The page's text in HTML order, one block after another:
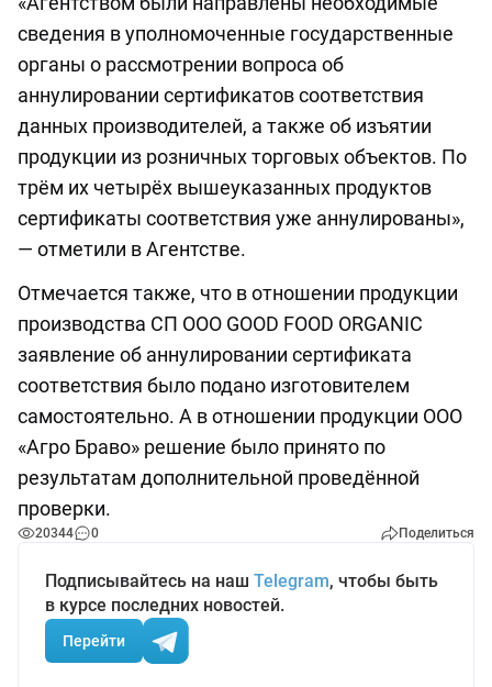
сведения в уполномоченные государственные
органы о рассмотрении вопроса об
аннулировании сертификатов соответствия
данных производителей, а также об изъятии
продукции из розничных торговых объектов. По
трём их четырёх вышеуказанных продуктов
сертификаты соответствия уже аннулированы»,
— отметили в Агентстве.
Отмечается также, что в отношении продукции
производства СП ООО GOOD FOOD ORGANIC
заявление об аннулировании сертификата
соответствия было подано изготовителем
самостоятельно. А в отношении продукции ООО
«Агро Браво» решение было принято по
результатам дополнительной проведённой
проверки.
20344 0 Поделиться
Подписывайтесь на наш Telegram, чтобы быть
в курсе последних новостей.
Перейти